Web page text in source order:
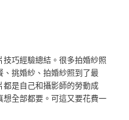
巧經驗總結。很多拍婚紗照
挑婚紗、拍婚紗照到了最
是自己和攝影師的勞動成
全部都要。可這又要花費一